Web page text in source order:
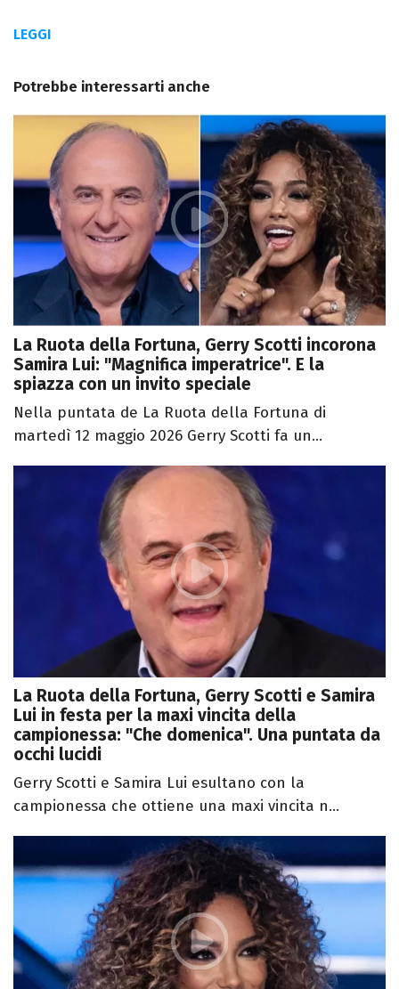
LEGGI
Potrebbe interessarti anche
La Ruota della Fortuna, Gerry Scotti incorona
Samira Lui: "Magnifica imperatrice". E la
spiazza con un invito speciale
Nella puntata de La Ruota della Fortuna di
martedì 12 maggio 2026 Gerry Scotti fa un...
La Ruota della Fortuna, Gerry Scotti e Samira
Lui in festa per la maxi vincita della
campionessa: "Che domenica". Una puntata da
occhi lucidi
Gerry Scotti e Samira Lui esultano con la
campionessa che ottiene una maxi vincita n...